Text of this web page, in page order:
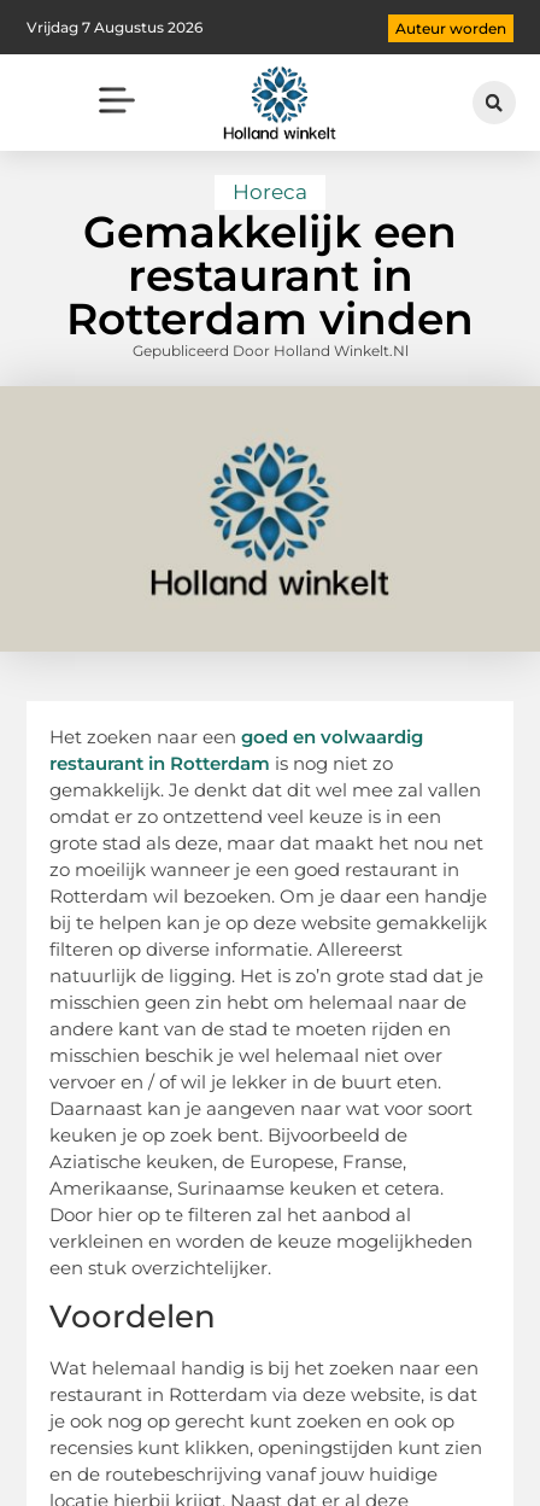
Vrijdag 7 Augustus 2026 Auteur worden
Horeca
Gemakkelijk een
restaurant in
Rotterdam vinden
Gepubliceerd Door Holland Winkelt.nl
Het zoeken naar een goed en volwaardig
restaurant in Rotterdam is nog niet zo
gemakkelijk. Je denkt dat dit wel mee zal vallen
omdat er zo ontzettend veel keuze is in een
grote stad als deze, maar dat maakt het nou net
zo moeilijk wanneer je een goed restaurant in
Rotterdam wil bezoeken. Om je daar een handje
bij te helpen kan je op deze website gemakkelijk
filteren op diverse informatie. Allereerst
natuurlijk de ligging. Het is zo’n grote stad dat je
misschien geen zin hebt om helemaal naar de
andere kant van de stad te moeten rijden en
misschien beschik je wel helemaal niet over
vervoer en / of wil je lekker in de buurt eten.
Daarnaast kan je aangeven naar wat voor soort
keuken je op zoek bent. Bijvoorbeeld de
Aziatische keuken, de Europese, Franse,
Amerikaanse, Surinaamse keuken et cetera.
Door hier op te filteren zal het aanbod al
verkleinen en worden de keuze mogelijkheden
een stuk overzichtelijker.
Voordelen
Wat helemaal handig is bij het zoeken naar een
restaurant in Rotterdam via deze website, is dat
je ook nog op gerecht kunt zoeken en ook op
recensies kunt klikken, openingstijden kunt zien
en de routebeschrijving vanaf jouw huidige
locatie hierbij krijgt. Naast dat er al deze